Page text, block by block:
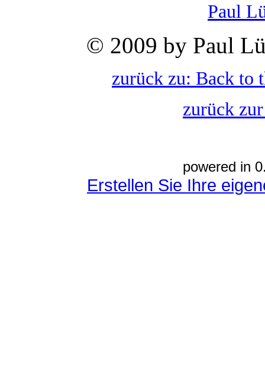
Paul
© 2009 by Paul
zurück zu: Back to
zurück
powered in
Erstellen Sie Ihre